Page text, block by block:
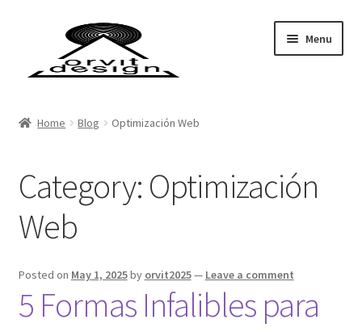
Menu
ADN
Bitácora Estelar
Blog List
Blog Orvit Design
Home Blog Optimización Web
Category: Optimización
Web
Posted on May 1, 2025by orvit2025— Leave a comment
5 Formas Infalibles para